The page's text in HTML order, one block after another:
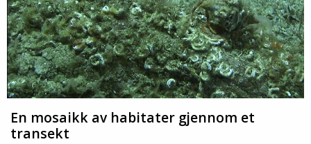
En mosaikk av habitater gjennom et
transekt